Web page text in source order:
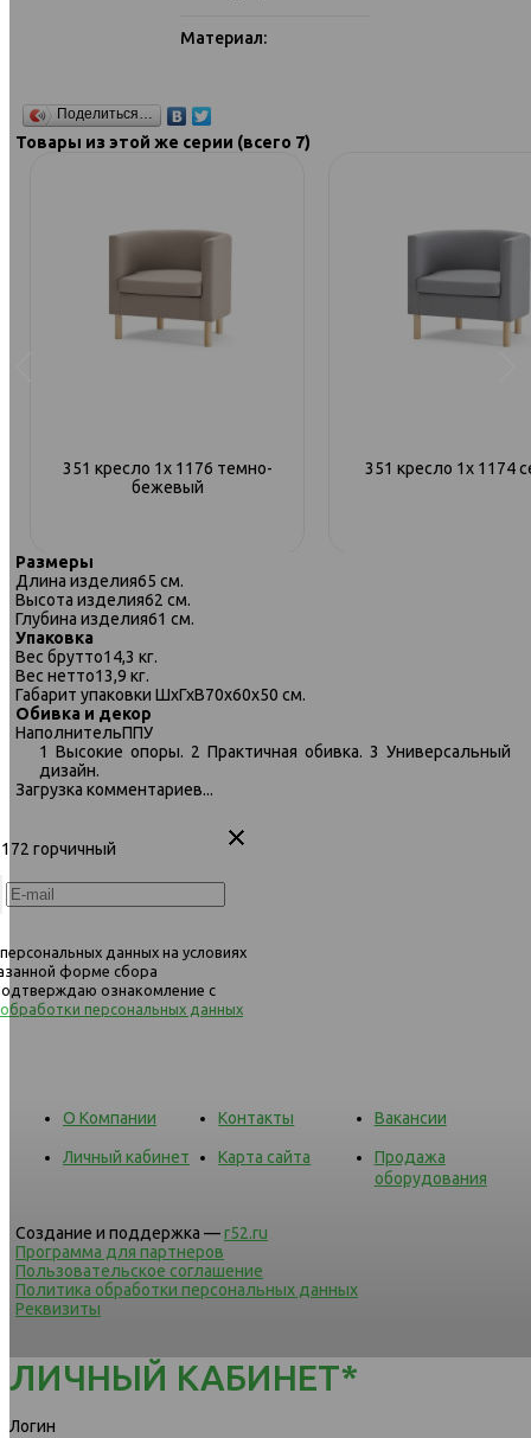
Материал:
Поделиться…
Товары из этой же серии (всего 7)
351 кресло 1х 1176 темно-
бежевый
351 кресло 1х 1174
Размеры
Длина изделия65 см.
Высота изделия62 см.
Глубина изделия61 см.
Упаковка
Вес брутто14,3 кг.
Вес нетто13,9 кг.
Габарит упаковки ШхГхВ70х60х50 см.
Обивка и декор
НаполнительППУ
1 Высокие опоры. 2 Практичная обивка. 3 Универсальный
дизайн.
Загрузка комментариев...
горчичный
данных на условиях
форме сбора
ознакомление с
персональных данных
О Компании Контакты Вакансии
Личный кабинет Карта сайта
Продажа
оборудования
Создание и поддержка —r52.ru
Программа для партнеров
Пользовательское соглашение
Политика обработки персональных данных
Реквизиты
ЛИЧНЫЙ КАБИНЕТ*
Логин